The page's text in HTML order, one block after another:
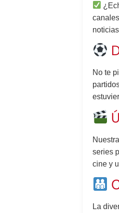
No te
series
cine y
La